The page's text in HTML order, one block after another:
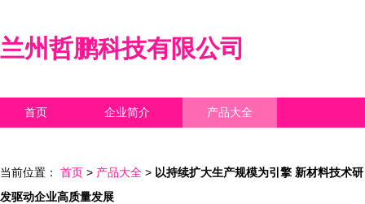
兰州哲鹏科技有限公司
首页 企业简介 产品大全
当前位置： 首页 > 产品大全 > 以持续扩大生产规模为引擎 新材料技术研
发驱动企业高质量发展